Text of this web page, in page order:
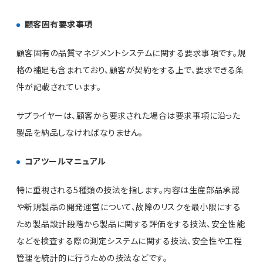
顧客固有要求事項
顧客固有の品質マネジメントシステムに関する要求事項です。規
格の補足も含まれており、顧客が契約をする上で、要求できる条
件が記載されています。
サプライヤーは、顧客から要求された場合は要求事項に沿った
製品を納品しなければなりません。
コアツールマニュアル
特に重視される5種類の技法を指します。内容は生産部品承認
や新規製品の開発運営について、故障のリスクを最小限にする
ため製品設計段階から製品に関する評価をする技法、安全性能
などを検査する際の測定システムに関する技法、安全性や工程
管理を統計的に行うための技法などです。